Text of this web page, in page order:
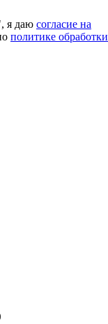
я даю согласие на
политике обработки